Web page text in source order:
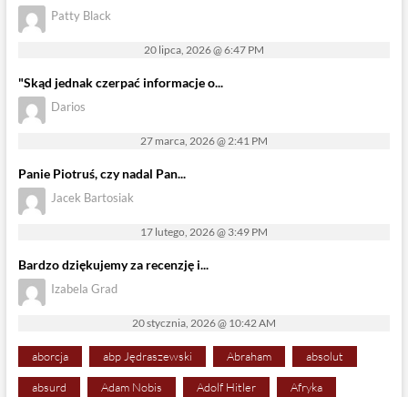
Patty Black
20 lipca, 2026 @ 6:47 PM
"Skąd jednak czerpać informacje o...
Darios
27 marca, 2026 @ 2:41 PM
Panie Piotruś, czy nadal Pan...
Jacek Bartosiak
17 lutego, 2026 @ 3:49 PM
Bardzo dziękujemy za recenzję i...
Izabela Grad
20 stycznia, 2026 @ 10:42 AM
aborcja abp Jędraszewski Abraham absolut
absurd Adam Nobis Adolf Hitler Afryka